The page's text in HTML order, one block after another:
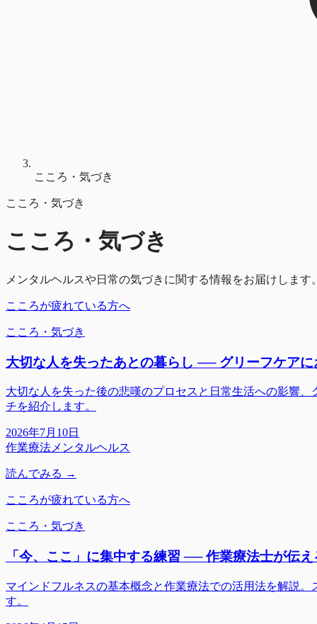
こころ・気づき
こころ・気づき
こころ・気づき
メンタルヘルスや日常の気づきに関する情報をお届けします。
こころが疲れている方へ
こころ・気づき
大切な人を失ったあとの暮らし ── グリーフケア
大切な人を失った後の悲嘆のプロセスと日常生活への影響
チを紹介します。
2026年7月10日
作業療法 メンタルヘルス
読んでみる →
こころが疲れている方へ
こころ・気づき
「今、ここ」に集中する練習 ── 作業療法士が伝
マインドフルネスの基本概念と作業療法での活用法を解説
す。